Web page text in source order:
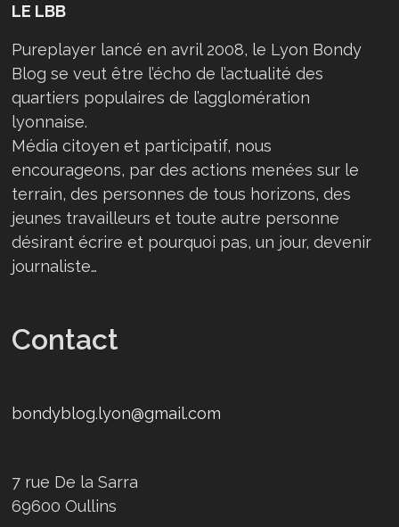
LE LBB
Pureplayer lancé en avril 2008, le Lyon Bondy
Blog se veut être l’écho de l’actualité des
quartiers populaires de l’agglomération
lyonnaise.
Média citoyen et participatif, nous
encourageons, par des actions menées sur le
terrain, des personnes de tous horizons, des
jeunes travailleurs et toute autre personne
désirant écrire et pourquoi pas, un jour, devenir
journaliste…
Contact
bondyblog.lyon@gmail.com
7 rue De la Sarra
69600 Oullins